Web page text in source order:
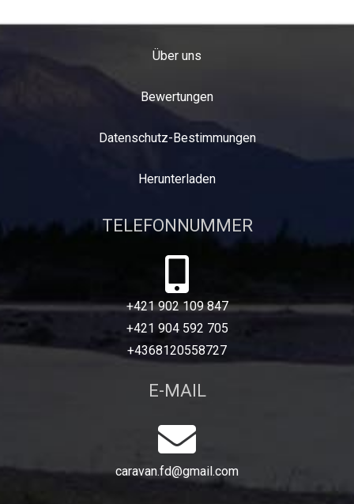
Über uns
Bewertungen
Datenschutz-Bestimmungen
Herunterladen
TELEFONNUMMER
+421 902 109 847
+421 904 592 705
+4368120558727
E-MAIL
caravan.fd@gmail.com